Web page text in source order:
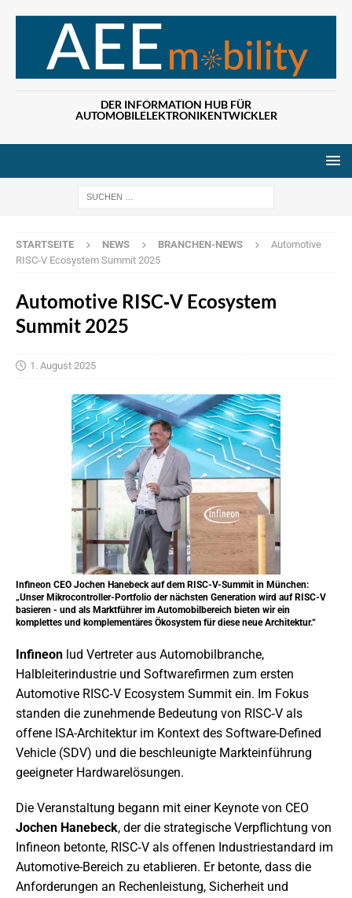
DER INFORMATION HUB FÜR
AUTOMOBILELEKTRONIKENTWICKLER
STARTSEITE NEWS BRANCHEN-NEWS
Automotive
RISC‑V Ecosystem Summit 2025
Automotive RISC‑V Ecosystem
Summit 2025
1. August 2025
Infineon CEO Jochen Hanebeck auf dem RISC-V-Summit in München:
„Unser Mikrocontroller-Portfolio der nächsten Generation wird auf RISC-V
basieren - und als Marktführer im Automobilbereich bieten wir ein
komplettes und komplementäres Ökosystem für diese neue Architektur.“
Infineon lud Vertreter aus Automobilbranche,
Halbleiterindustrie und Softwarefirmen zum ersten
Automotive RISC‑V Ecosystem Summit ein. Im Fokus
standen die zunehmende Bedeutung von RISC‑V als
offene ISA-Architektur im Kontext des Software-Defined
Vehicle (SDV) und die beschleunigte Markteinführung
geeigneter Hardwarelösungen.
Die Veranstaltung begann mit einer Keynote von CEO
Jochen Hanebeck, der die strategische Verpflichtung von
Infineon betonte, RISC‑V als offenen Industriestandard im
Automotive-Bereich zu etablieren. Er betonte, dass die
Anforderungen an Rechenleistung, Sicherheit und